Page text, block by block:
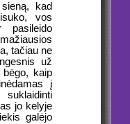
kad
vos
pasileido
tačiau ne
už
kaip
į
jo kelyje
galėjo